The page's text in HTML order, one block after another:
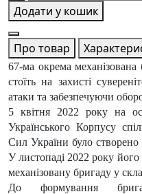
Додати у кошик
Про товар
67-ма окрема
стоїть на захисті
атаки та забезпечуючи
5 квітня 2022 року на
Українського Корпусу
Сил України було
У листопаді 2022 року
механізовану бригаду у
До формування